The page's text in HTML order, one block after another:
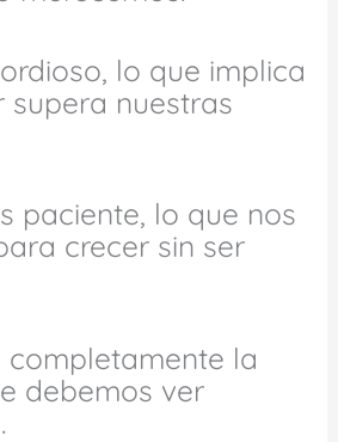
lo que implica
supera nuestras
paciente, lo que nos
crecer sin ser
completamente la
debemos ver